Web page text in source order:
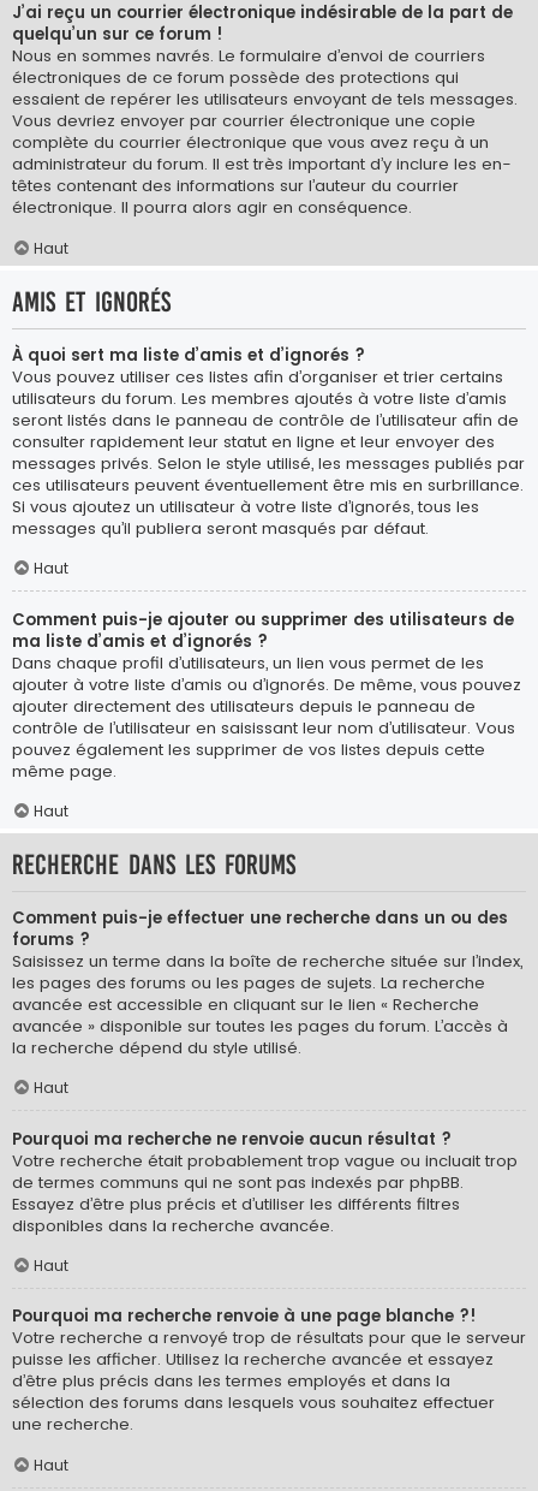
J’ai reçu un courrier électronique indésirable de la part de
quelqu’un sur ce forum !
Nous en sommes navrés. Le formulaire d’envoi de courriers
électroniques de ce forum possède des protections qui
essaient de repérer les utilisateurs envoyant de tels messages.
Vous devriez envoyer par courrier électronique une copie
complète du courrier électronique que vous avez reçu à un
administrateur du forum. Il est très important d’y inclure les en-
têtes contenant des informations sur l’auteur du courrier
électronique. Il pourra alors agir en conséquence.
Haut
Amis et ignorés
À quoi sert ma liste d’amis et d’ignorés ?
Vous pouvez utiliser ces listes afin d’organiser et trier certains
utilisateurs du forum. Les membres ajoutés à votre liste d’amis
seront listés dans le panneau de contrôle de l’utilisateur afin de
consulter rapidement leur statut en ligne et leur envoyer des
messages privés. Selon le style utilisé, les messages publiés par
ces utilisateurs peuvent éventuellement être mis en surbrillance.
Si vous ajoutez un utilisateur à votre liste d’ignorés, tous les
messages qu’il publiera seront masqués par défaut.
Haut
Comment puis-je ajouter ou supprimer des utilisateurs de
ma liste d’amis et d’ignorés ?
Dans chaque profil d’utilisateurs, un lien vous permet de les
ajouter à votre liste d’amis ou d’ignorés. De même, vous pouvez
ajouter directement des utilisateurs depuis le panneau de
contrôle de l’utilisateur en saisissant leur nom d’utilisateur. Vous
pouvez également les supprimer de vos listes depuis cette
même page.
Haut
Recherche dans les forums
Comment puis-je effectuer une recherche dans un ou des
forums ?
Saisissez un terme dans la boîte de recherche située sur l’index,
les pages des forums ou les pages de sujets. La recherche
avancée est accessible en cliquant sur le lien « Recherche
avancée » disponible sur toutes les pages du forum. L’accès à
la recherche dépend du style utilisé.
Haut
Pourquoi ma recherche ne renvoie aucun résultat ?
Votre recherche était probablement trop vague ou incluait trop
de termes communs qui ne sont pas indexés par phpBB.
Essayez d’être plus précis et d’utiliser les différents filtres
disponibles dans la recherche avancée.
Haut
Pourquoi ma recherche renvoie à une page blanche ?!
Votre recherche a renvoyé trop de résultats pour que le serveur
puisse les afficher. Utilisez la recherche avancée et essayez
d’être plus précis dans les termes employés et dans la
sélection des forums dans lesquels vous souhaitez effectuer
une recherche.
Haut